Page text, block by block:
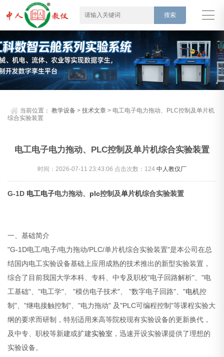
当前位置：教学设备 >技术文章 > 电工电子电力拖动、PLC控制及单片机
综合实验装置
电工电子电力拖动、PLC控制及单片机综合实验装置
时间：2026-07-11 23:43:06 点击次数： 124 中人教仪厂
G-1D 电工电子电力拖动、 plc控制及单片机综合实验装置
一、基础简介
"G-1D电工/电子/电力拖动/PLC/单片机综合实验装置"是本公司在总
结国内电工实验设备基础上应用成熟的技术推出的新型实验装置，
综合了目前我国大学本科、专科、中专及职校"电子回路解析"、"电
工基础"、"电工学"、 "模仿电子技术"、 "数字电子回路"、"电机控
制"、"继电接触控制"、"电力拖动" 及"PLC可编程控制"等课程实验大
纲的要求而研制，特别适用来高等院校现有实验设备的更新换代，
及中专、职校等新建或扩建实验室 ，迅速开设实验课提供了理想的
实验设备。